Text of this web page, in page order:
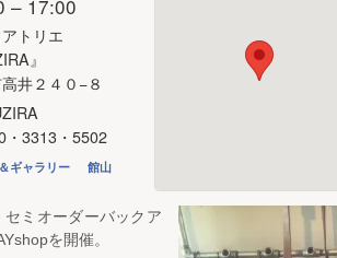
– 17:00
トリエ
』
井２４０−８
・3313・5502
ギャラリー 館山
ミオーダーバックア
を開催。